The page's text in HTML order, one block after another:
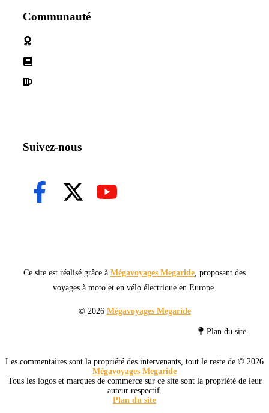
Communauté
Suivez-nous
Ce site est réalisé grâce à Mégavoyages Megaride, proposant des
voyages à moto et en vélo électrique en Europe.
© 2026 Mégavoyages Megaride
Plan du site
Les commentaires sont la propriété des intervenants, tout le reste de © 2026
Mégavoyages Megaride
Tous les logos et marques de commerce sur ce site sont la propriété de leur
auteur respectif.
Plan du site